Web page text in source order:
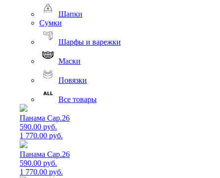
Шапки
Сумки
Шарфы и варежки
Маски
Повязки
Все товары
Панама Cap.26
590.00 руб.
1 770.00 руб.
Панама Cap.26
590.00 руб.
1 770.00 руб.